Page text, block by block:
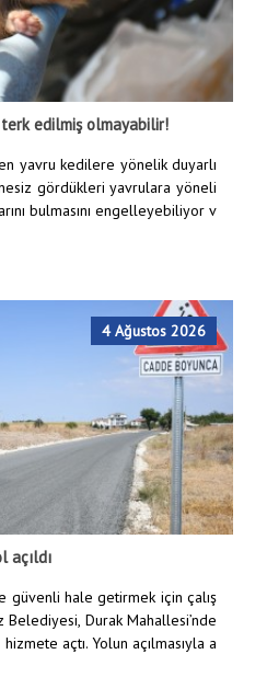
edilmiş olmayabilir!
yavru kedilere yönelik duyarlı
gördükleri yavrulara yöneli
bulmasını engelleyebiliyor v
4 Ağustos 2026
güvenli hale getirmek için çalış
Belediyesi, Durak Mahallesi’nde
açtı. Yolun açılmasıyla a